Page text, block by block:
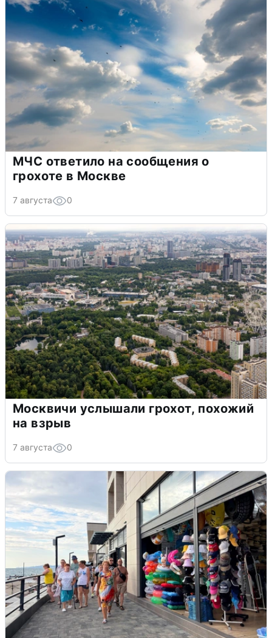
МЧС ответило на сообщения о
грохоте в Москве
7 августа 0
Москвичи услышали грохот, похожий
на взрыв
7 августа 0